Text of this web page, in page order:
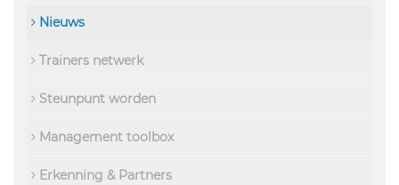
Nieuws
Trainers netwerk
Steunpunt worden
Management toolbox
Erkenning & Partners